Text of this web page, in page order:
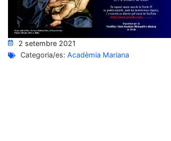
2 setembre 2021
Categoria/es: Acadèmia Mariana